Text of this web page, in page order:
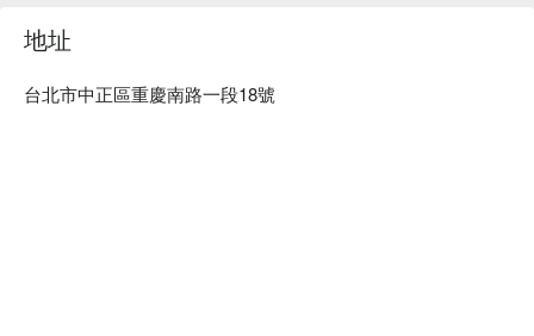
地址
台北市中正區重慶南路一段18號